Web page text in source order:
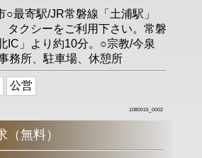
○最寄駅/JR常磐線「土浦駅」
タクシーをご利用下さい。常磐
IC」より約10分。○宗教/今泉
務所、駐車場、休憩所
公営
1080015_0002
（無料）